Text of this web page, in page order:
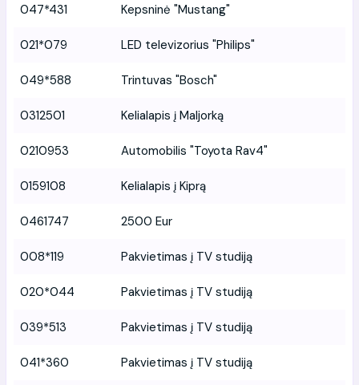
047*431 Kepsninė "Mustang"
021*079 LED televizorius "Philips"
049*588 Trintuvas "Bosch"
0312501 Kelialapis į Maljorką
0210953 Automobilis "Toyota Rav4"
0159108 Kelialapis į Kiprą
0461747 2500 Eur
008*119 Pakvietimas į TV studiją
020*044 Pakvietimas į TV studiją
039*513 Pakvietimas į TV studiją
041*360 Pakvietimas į TV studiją